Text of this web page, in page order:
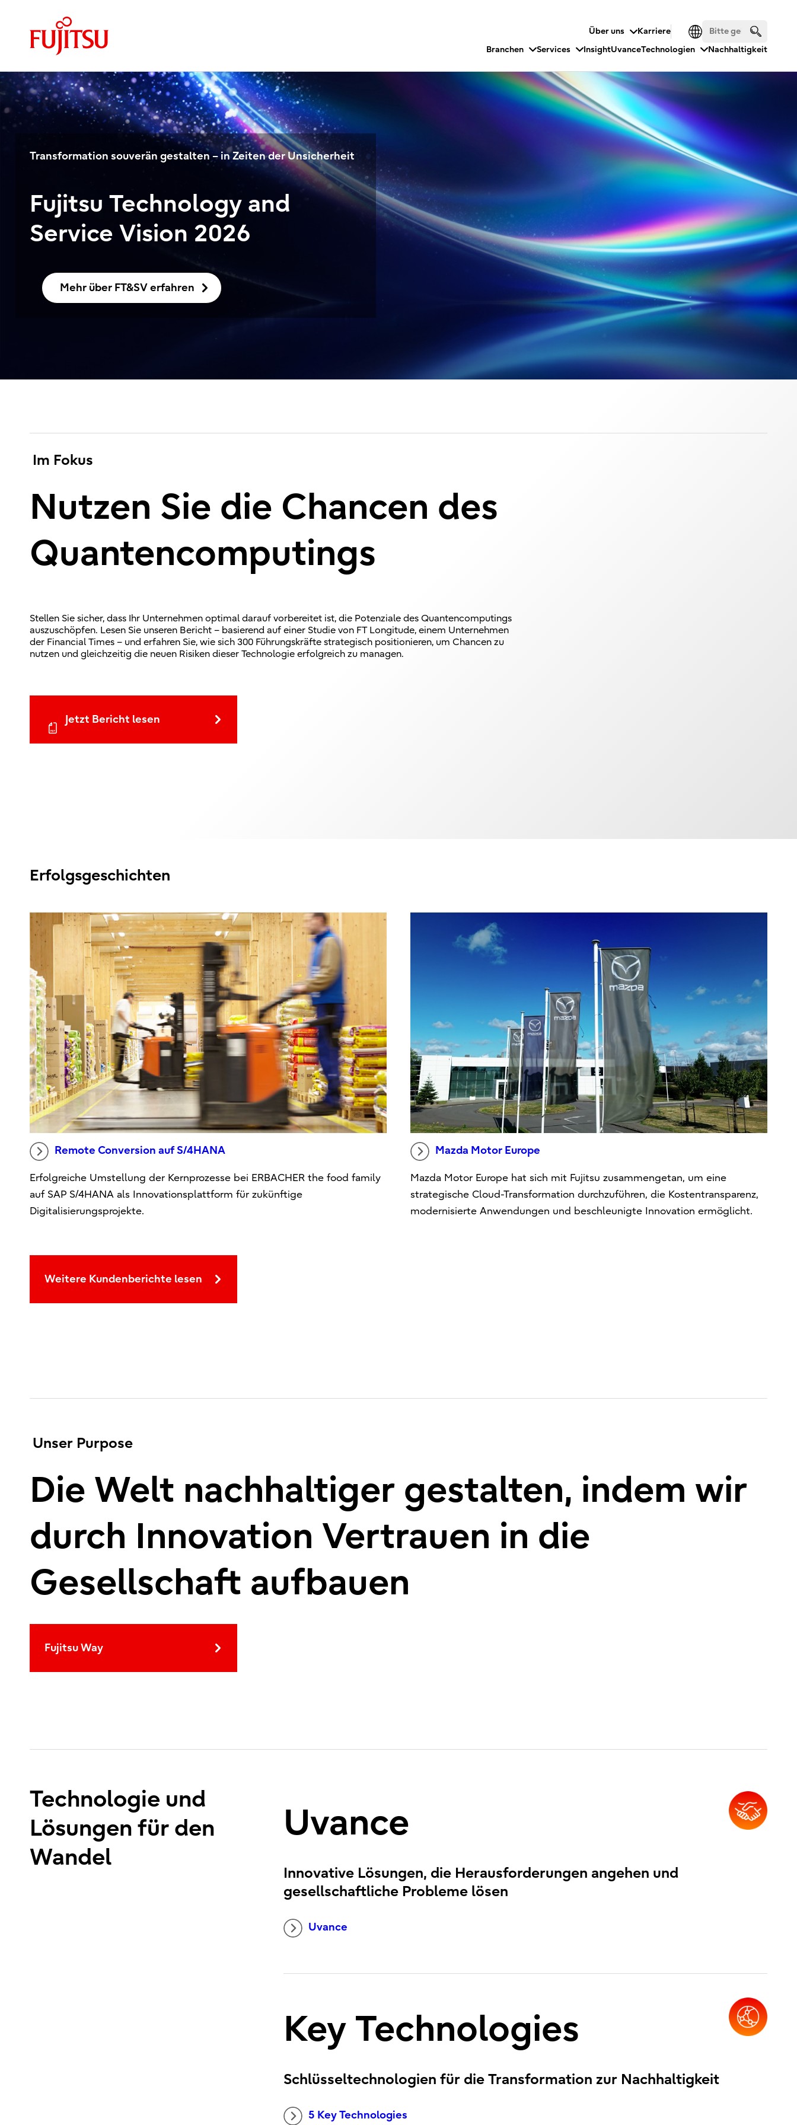
Über uns
Karriere
Branchen
Services InsightUvanceTechnologien Nachhaltigkeit
Transformation souverän gestalten – in Zeiten der Unsicherheit
Fujitsu Technology and
Service Vision 2026
Mehr über FT&SV erfahren
Im Fokus
Nutzen Sie die Chancen des
Quantencomputings
Stellen Sie sicher, dass Ihr Unternehmen optimal darauf vorbereitet ist, die Potenziale des Quantencomputings
auszuschöpfen. Lesen Sie unseren Bericht – basierend auf einer Studie von FT Longitude, einem Unternehmen
der Financial Times – und erfahren Sie, wie sich 300 Führungskräfte strategisch positionieren, um Chancen zu
nutzen und gleichzeitig die neuen Risiken dieser Technologie erfolgreich zu managen.
Jetzt Bericht lesen
Erfolgsgeschichten
Remote Conversion auf S/4HANA
Erfolgreiche Umstellung der Kernprozesse bei ERBACHER the food family
auf SAP S/4HANA als Innovationsplattform für zukünftige
Digitalisierungsprojekte.
Mazda Motor Europe
Mazda Motor Europe hat sich mit Fujitsu zusammengetan, um eine
strategische Cloud-Transformation durchzuführen, die Kostentransparenz,
modernisierte Anwendungen und beschleunigte Innovation ermöglicht.
Weitere Kundenberichte lesen
Unser Purpose
Die Welt nachhaltiger gestalten, indem wir
durch Innovation Vertrauen in die
Gesellschaft aufbauen
Fujitsu Way
Technologie und
Lösungen für den
Wandel
Uvance
Innovative Lösungen, die Herausforderungen angehen und
gesellschaftliche Probleme lösen
Uvance
Key Technologies
Schlüsseltechnologien für die Transformation zur Nachhaltigkeit
5 Key Technologies